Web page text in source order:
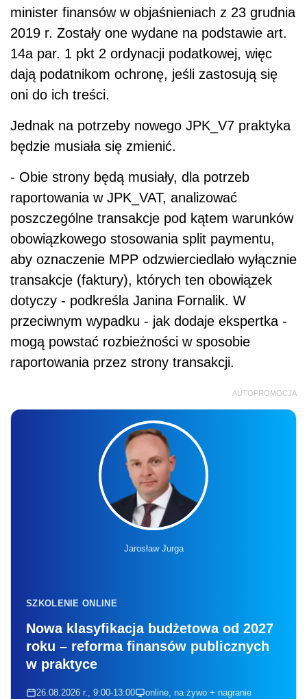
minister finansów w objaśnieniach z 23 grudnia
2019 r. Zostały one wydane na podstawie art.
14a par. 1 pkt 2 ordynacji podatkowej, więc
dają podatnikom ochronę, jeśli zastosują się
oni do ich treści.
Jednak na potrzeby nowego JPK_V7 praktyka
będzie musiała się zmienić.
- Obie strony będą musiały, dla potrzeb
raportowania w JPK_VAT, analizować
poszczególne transakcje pod kątem warunków
obowiązkowego stosowania split paymentu,
aby oznaczenie MPP odzwierciedlało wyłącznie
transakcje (faktury), których ten obowiązek
dotyczy - podkreśla Janina Fornalik. W
przeciwnym wypadku - jak dodaje ekspertka -
mogą powstać rozbieżności w sposobie
raportowania przez strony transakcji.
AUTOPROMOCJA
Jarosław Jurga
SZKOLENIE ONLINE
Nowa klasyfikacja budżetowa od 2027
roku – reforma finansów publicznych
w praktyce
26.08.2026 r., 9:00-13:00 online, na żywo + nagranie